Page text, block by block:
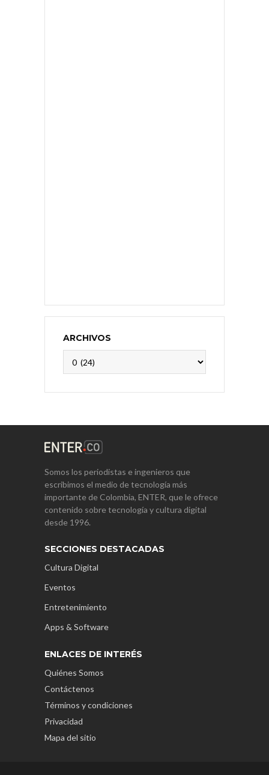
ARCHIVOS
Somos los periodistas e ingenieros que
escribimos el medio de tecnología más
importante de Colombia, ENTER, que le ofrece
contenido sobre tecnología y cultura digital
desde 1996.
SECCIONES DESTACADAS
Cultura Digital
Eventos
Entretenimiento
Apps & Software
ENLACES DE INTERÉS
Quiénes Somos
Contáctenos
Términos y condiciones
Privacidad
Mapa del sitio